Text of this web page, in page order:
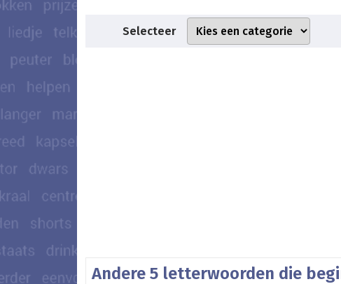
Selecteer
Andere 5 letterwoorden die